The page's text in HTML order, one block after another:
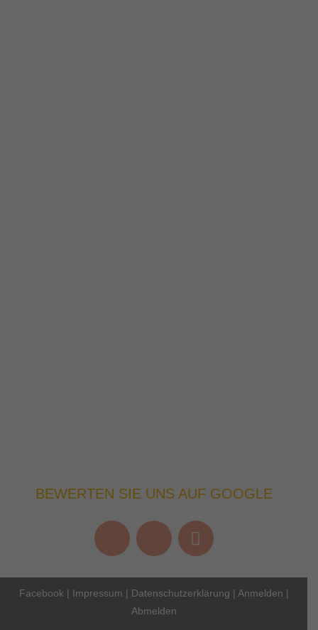
BEWERTEN SIE UNS AUF GOOGLE
Facebook | Impressum | Datenschutzerklärung | Anmelden |
Abmelden